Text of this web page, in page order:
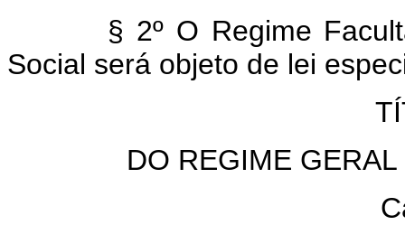
§ 2º O Regime
Social será objeto de lei
DO REGIME